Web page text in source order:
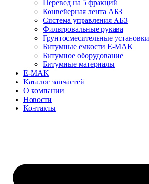
Перевод на 5 фракций
Конвейерная лента АБЗ
Система управления АБЗ
Фильтровальные рукава
Грунтосмесительные установки
Битумные емкости E-MAK
Битумное оборудование
Битумные материалы
E-MAK
Каталог запчастей
О компании
Новости
Контакты